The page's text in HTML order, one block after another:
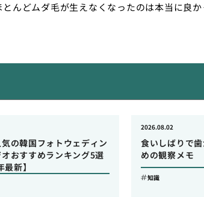
んどムダ毛が生えなくなったのは本当に良か
の韓国フォトウェディン
おすすめランキング5選
最新】
食いしばりで
めの観察メモ
2026.08.02
知識